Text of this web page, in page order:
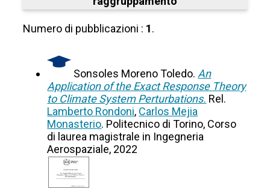
Numero di pubblicazioni : 1.
Sonsoles Moreno Toledo.An
Application of the Exact Response Theory
to Climate System Perturbations. Rel.
Lamberto Rondoni, Carlos Mejia
Monasterio. Politecnico di Torino, Corso
di laurea magistrale in Ingegneria
Aerospaziale, 2022